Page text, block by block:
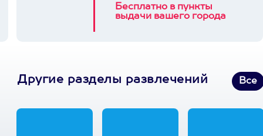
Бесплатно в пункты
выдачи вашего города
Другие разделы развлечений Все